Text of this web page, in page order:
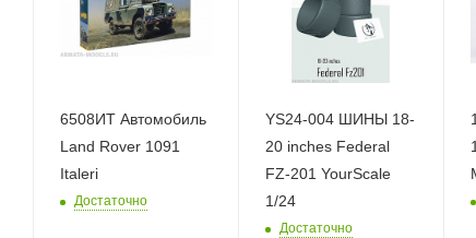
6508ИТ Автомобиль
Land Rover 1091
Italeri
Достаточно
YS24-004 ШИНЫ 18-
20 inches Federal
FZ-201 YourScale
1/24
Достаточно